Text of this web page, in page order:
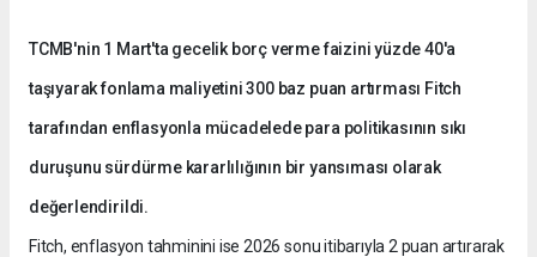
TCMB'nin 1 Mart'ta gecelik borç verme faizini yüzde 40'a
taşıyarak fonlama maliyetini 300 baz puan artırması Fitch
tarafından enflasyonla mücadelede para politikasının sıkı
duruşunu sürdürme kararlılığının bir yansıması olarak
değerlendirildi.
Fitch, enflasyon tahminini ise 2026 sonu itibarıyla 2 puan artırarak